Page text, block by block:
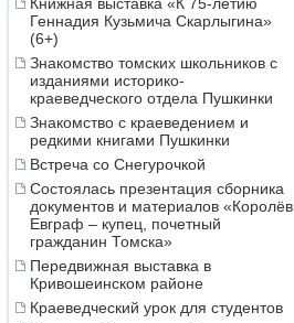
Геннадия Кузьмича Скарлыгина»
(6+)
Знакомство томских школьников с
изданиями историко-
краеведческого отдела Пушкинки
Знакомство с краеведением и
редкими книгами Пушкинки
Встреча со Снегурочкой
Состоялась презентация сборника
документов и материалов «Королёв
Евграф – купец, почетный
гражданин Томска»
Передвижная выставка в
Кривошеинском районе
Краеведческий урок для студентов